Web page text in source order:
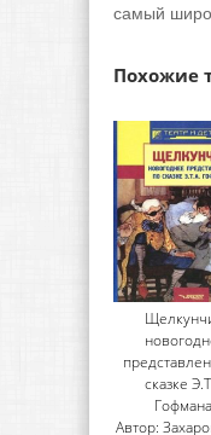
самый
Похожие
сказке
Автор: